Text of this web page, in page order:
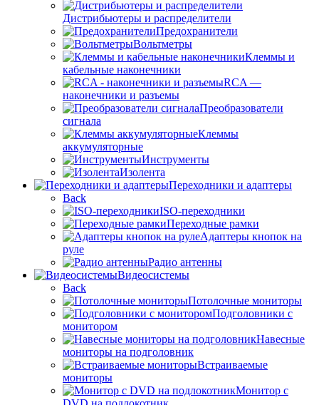
Дистрибьютеры и распределители
Предохранители
Вольтметры
Клеммы и
кабельные наконечники
RCA —
наконечники и разъемы
Преобразователи
сигнала
Клеммы
аккумуляторные
Инструменты
Изолента
Переходники и адаптеры
Back
ISO-переходники
Переходные рамки
Адаптеры кнопок на
руле
Радио антенны
Видеосистемы
Back
Потолочные мониторы
Подголовники с
монитором
Навесные
мониторы на подголовник
Встраиваемые
мониторы
Монитор с